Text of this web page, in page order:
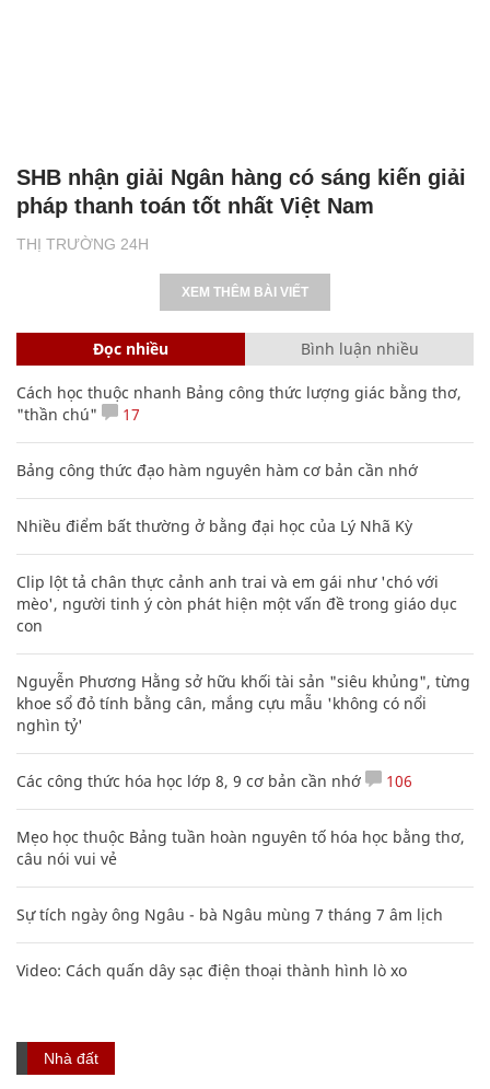
THỊ TRƯỜNG 24H
SHB nhận giải Ngân hàng có sáng kiến giải
pháp thanh toán tốt nhất Việt Nam
XEM THÊM BÀI VIẾT
Đọc nhiều Bình luận nhiều
Cách học thuộc nhanh Bảng công thức lượng giác bằng thơ,
"thần chú"
17
Bảng công thức đạo hàm nguyên hàm cơ bản cần nhớ
Nhiều điểm bất thường ở bằng đại học của Lý Nhã Kỳ
Clip lột tả chân thực cảnh anh trai và em gái như 'chó với
mèo', người tinh ý còn phát hiện một vấn đề trong giáo dục
con
Nguyễn Phương Hằng sở hữu khối tài sản "siêu khủng", từng
khoe sổ đỏ tính bằng cân, mắng cựu mẫu 'không có nổi
nghìn tỷ'
Các công thức hóa học lớp 8, 9 cơ bản cần nhớ 106
Mẹo học thuộc Bảng tuần hoàn nguyên tố hóa học bằng thơ,
câu nói vui vẻ
Sự tích ngày ông Ngâu - bà Ngâu mùng 7 tháng 7 âm lịch
Video: Cách quấn dây sạc điện thoại thành hình lò xo
Nhà đất